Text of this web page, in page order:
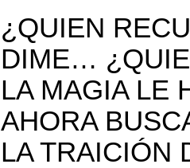
¿QUIEN
DIME…
LA MAGIA LE
AHORA
LA TRAICIÓN